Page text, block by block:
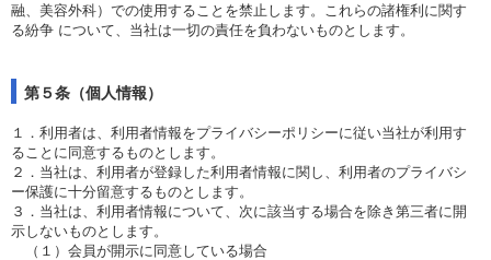
融、美容外科）での使用することを禁止します。これらの諸権利に関す
る紛争 について、当社は一切の責任を負わないものとします。
第５条（個人情報）
１．利用者は、利用者情報をプライバシーポリシーに従い当社が利用す
ることに同意するものとします。
２．当社は、利用者が登録した利用者情報に関し、利用者のプライバシ
ー保護に十分留意するものとします。
３．当社は、利用者情報について、次に該当する場合を除き第三者に開
示しないものとします。
（１）会員が開示に同意している場合